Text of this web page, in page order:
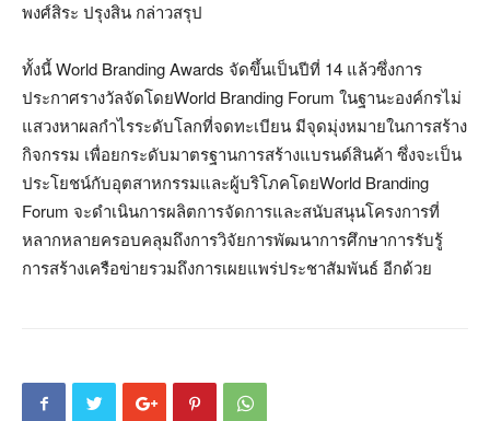
พงศ์สิระ ปรุงสิน กล่าวสรุป
ทั้งนี้ World Branding Awards จัดขึ้นเป็นปีที่ 14 แล้วซึ่งการ
ประกาศรางวัลจัดโดยWorld Branding Forum ในฐานะองค์กรไม่
แสวงหาผลกำไรระดับโลกที่จดทะเบียน มีจุดมุ่งหมายในการสร้าง
กิจกรรม เพื่อยกระดับมาตรฐานการสร้างแบรนด์สินค้า ซึ่งจะเป็น
ประโยชน์กับอุตสาหกรรมและผู้บริโภคโดยWorld Branding
Forum จะดำเนินการผลิตการจัดการและสนับสนุนโครงการที่
หลากหลายครอบคลุมถึงการวิจัยการพัฒนาการศึกษาการรับรู้
การสร้างเครือข่ายรวมถึงการเผยแพร่ประชาสัมพันธ์ อีกด้วย